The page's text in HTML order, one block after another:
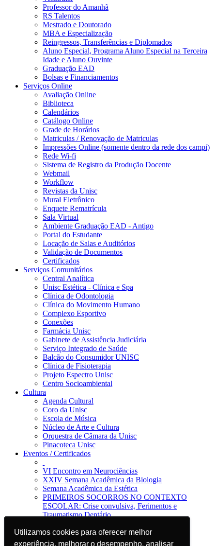
Utilizamos cookies para oferecer melhor
experiência, melhorar o desempenho, analisar
Utilizamos cookies para oferecer melhor
experiência, melhorar o desempenho, analisar
Professor do Amanhã
RS Talentos
Mestrado e Doutorado
MBA e Especialização
Reingressos, Transferências e Diplomados
Aluno Especial, Programa Aluno Especial na Terceira
Idade e Aluno Ouvinte
Graduação EAD
Bolsas e Financiamentos
Serviços Online
Avaliação Online
Biblioteca
Calendários
Catálogo Online
Grade de Horários
Matriculas / Renovação de Matriculas
Impressões Online (somente dentro da rede dos campi)
Rede Wi-fi
Sistema de Registro da Produção Docente
Webmail
Workflow
Revistas da Unisc
Mural Eletrônico
Enquete Rematrícula
Sala Virtual
Ambiente Graduação EAD - Antigo
Portal do Estudante
Locação de Salas e Auditórios
Validação de Documentos
Certificados
Serviços Comunitários
Central Analítica
Unisc Estética - Clínica e Spa
Clínica de Odontologia
Clínica do Movimento Humano
Complexo Esportivo
Conexões
Farmácia Unisc
Gabinete de Assistência Judiciária
Serviço Integrado de Saúde
Balcão do Consumidor UNISC
Clínica de Fisioterapia
Projeto Espectro Unisc
Centro Socioambiental
Cultura
Agenda Cultural
Coro da Unisc
Escola de Música
Núcleo de Arte e Cultura
Orquestra de Câmara da Unisc
Pinacoteca Unisc
Eventos / Certificados
VI Encontro em Neurociências
XXIV Semana Acadêmica da Biologia
Semana Acadêmica da Estética
PRIMEIROS SOCORROS NO CONTEXTO
ESCOLAR: Crise convulsiva, Ferimentos e
Traumatismo Dentário
Jornal da Unisc
Notícias